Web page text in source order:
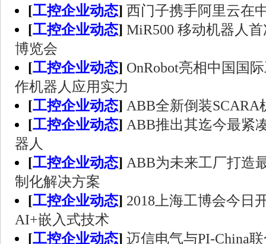
[工控企业动态] 西门子携手阿里云在
[工控企业动态] MiR500 移动机器人
博览会
[工控企业动态] OnRobot亮相中国国
作机器人应用实力
[工控企业动态] ABB全新倒装
[工控企业动态] ABB推出其迄今最紧
器人
[工控企业动态] ABB为未来工厂打造
制化解决方案
[工控企业动态] 2018上海工博会今日
AI+嵌入式技术
[工控企业动态] 迈信电气与PI-China